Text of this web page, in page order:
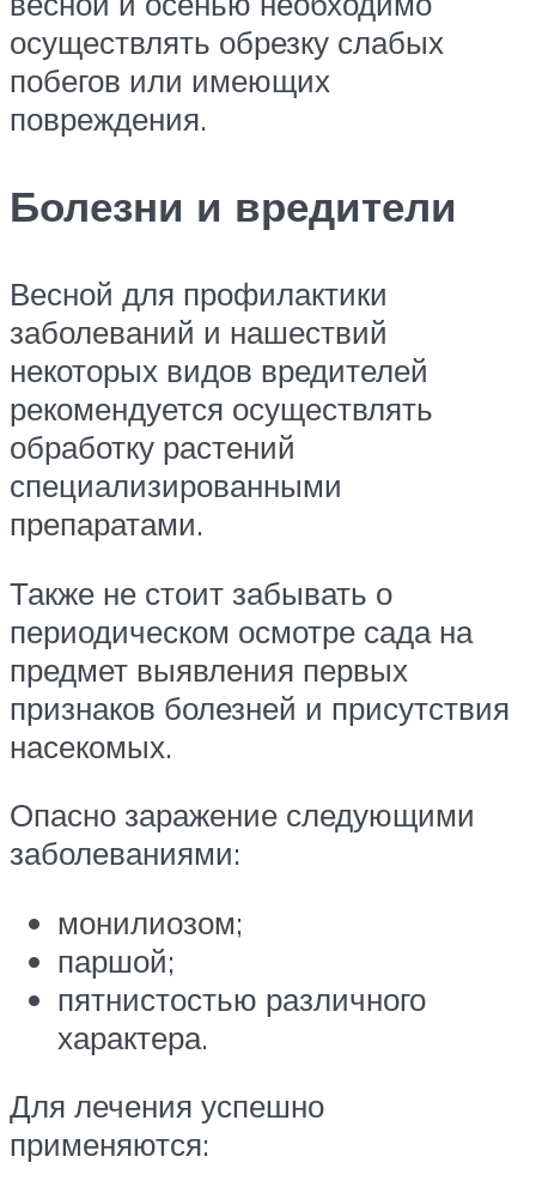
осуществлять обрезку слабых
побегов или имеющих
повреждения.
Болезни и вредители
Весной для профилактики
заболеваний и нашествий
некоторых видов вредителей
рекомендуется осуществлять
обработку растений
специализированными
препаратами.
Также не стоит забывать о
периодическом осмотре сада на
предмет выявления первых
признаков болезней и присутствия
насекомых.
Опасно заражение следующими
заболеваниями:
монилиозом;
паршой;
пятнистостью различного
характера.
Для лечения успешно
применяются: